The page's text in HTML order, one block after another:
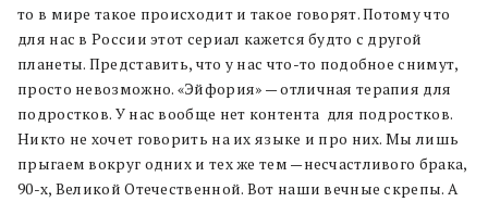
то в мире такое происходит и такое говорят. Потому что
для нас в России этот сериал кажется будто с другой
планеты. Представить, что у нас что-то подобное снимут,
просто невозможно. «Эйфория» — отличная терапия для
подростков. У нас вообще нет контента для подростков.
Никто не хочет говорить на их языке и про них. Мы лишь
прыгаем вокруг одних и тех же тем —несчастливого брака,
90-х, Великой Отечественной. Вот наши вечные скрепы. А